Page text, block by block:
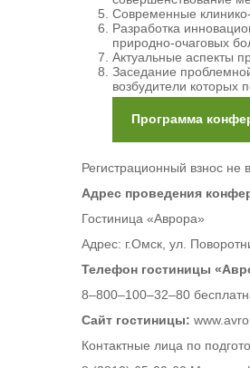
Современные
Разработка
природно-очаговых
Актуальные аспекты
Заседание
возбудители которых
Программа
Регистрационный взнос не
Адрес проведения
Гостиница «Аврора»
Адрес: г.Омск, ул.
Телефон гостиницы
8‒800‒100‒32‒80
Сайт гостиницы:
Контактные лица по